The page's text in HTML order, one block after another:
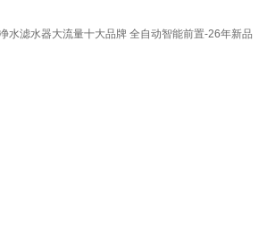
水滤水器大流量十大品牌 全自动智能前置-26年新品